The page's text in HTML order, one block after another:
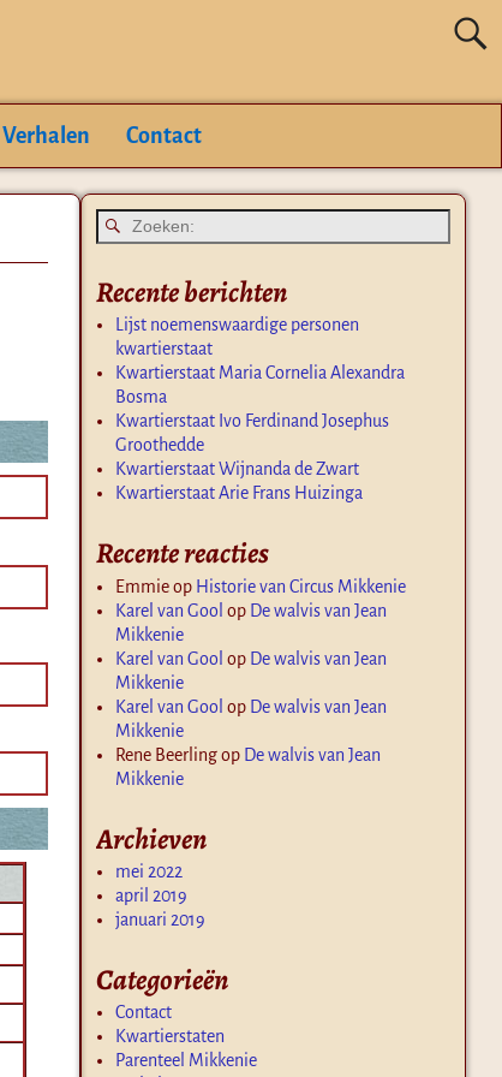
Verhalen Contact
Recente berichten
Lijst noemenswaardige personen
kwartierstaat
Kwartierstaat Maria Cornelia Alexandra
Bosma
Kwartierstaat Ivo Ferdinand Josephus
Groothedde
Kwartierstaat Wijnanda de Zwart
Kwartierstaat Arie Frans Huizinga
Recente reacties
Emmieop Historie van Circus Mikkenie
Karel van Gool op De walvis van Jean
Mikkenie
Karel van Gool op De walvis van Jean
Mikkenie
Karel van Gool op De walvis van Jean
Mikkenie
Rene Beerlingop De walvis van Jean
Mikkenie
Archieven
mei 2022
april 2019
januari 2019
Categorieën
Contact
Kwartierstaten
Parenteel Mikkenie